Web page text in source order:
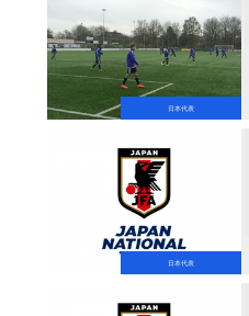
日本代表
日本代表